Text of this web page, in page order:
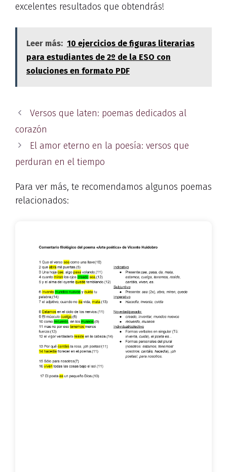
excelentes resultados que obtendrás!
Leer más: 10 ejercicios de figuras literarias
para estudiantes de 2º de la ESO con
soluciones en formato PDF
Versos que laten: poemas dedicados al
corazón
El amor eterno en la poesía: versos que
perduran en el tiempo
Para ver más, te recomendamos algunos poemas
relacionados: